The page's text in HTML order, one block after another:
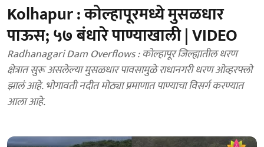
Kolhapur : कोल्हापूरमध्ये मुसळधार
पाऊस; ५७ बंधारे पाण्याखाली | VIDEO
Radhanagari Dam Overflows : कोल्हापूर जिल्ह्यातील धरण
क्षेत्रात सुरू असलेल्या मुसळधार पावसामुळे राधानगरी धरण ओव्हरफ्लो
झालं आहे. भोगावती नदीत मोठ्या प्रमाणात पाण्याचा विसर्ग करण्यात
आला आहे.